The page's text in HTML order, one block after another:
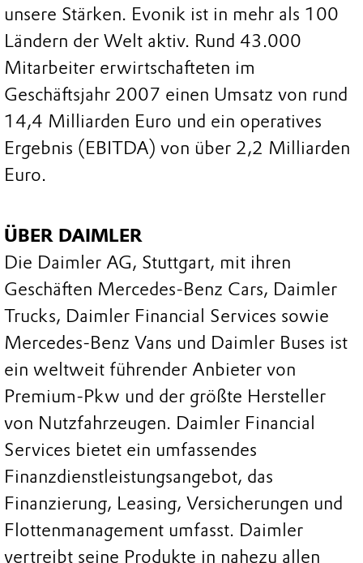
unsere Stärken. Evonik ist in mehr als 100
Ländern der Welt aktiv. Rund 43.000
Mitarbeiter erwirtschafteten im
Geschäftsjahr 2007 einen Umsatz von rund
14,4 Milliarden Euro und ein operatives
Ergebnis (EBITDA) von über 2,2 Milliarden
Euro.
ÜBER DAIMLER
Die Daimler AG, Stuttgart, mit ihren
Geschäften Mercedes-Benz Cars, Daimler
Trucks, Daimler Financial Services sowie
Mercedes-Benz Vans und Daimler Buses ist
ein weltweit führender Anbieter von
Premium-Pkw und der größte Hersteller
von Nutzfahrzeugen. Daimler Financial
Services bietet ein umfassendes
Finanzdienstleistungsangebot, das
Finanzierung, Leasing, Versicherungen und
Flottenmanagement umfasst. Daimler
vertreibt seine Produkte in nahezu allen